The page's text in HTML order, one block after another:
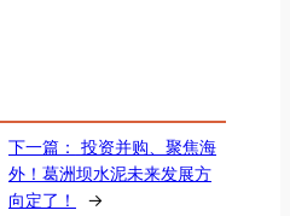
下一篇： 投资并购、聚焦海
外！葛洲坝水泥未来发展方
向定了！
→